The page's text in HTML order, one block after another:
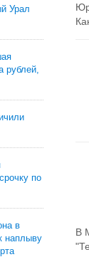
Урал
рублей,
по
в
наплыву
В